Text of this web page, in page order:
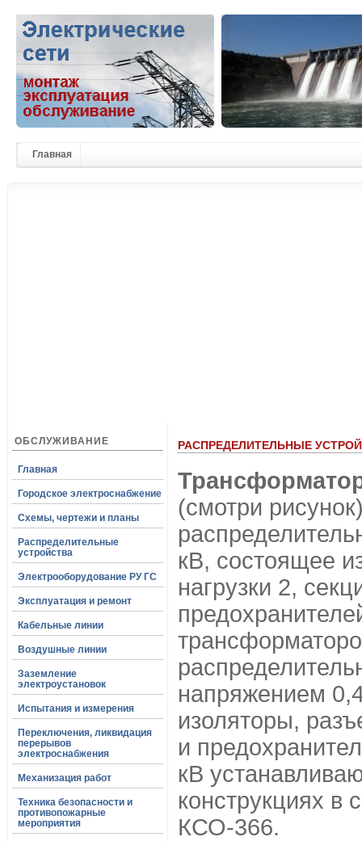
Главная
ОБСЛУЖИВАНИЕ
Главная
Городское электроснабжение
Схемы, чертежи и планы
Распределительные
устройства
Электрооборудование РУ ГС
Эксплуатация и ремонт
Кабельные линии
Воздушные линии
Заземление
электроустановок
Испытания и измерения
Переключения, ликвидация
перерывов
электроснабжения
Механизация работ
Техника безопасности и
противопожарные
мероприятия
РАСПРЕДЕЛИТЕЛЬНЫЕ
(смотри
кВ, состоящее
нагрузки 2,
напряжением
изоляторы,
и
кВ
конструкциях в
КСО-366.